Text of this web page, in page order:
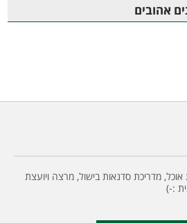
אהובים
אוכל, מדריכת סדנאות בישול, מרצה ויועצת
:-)